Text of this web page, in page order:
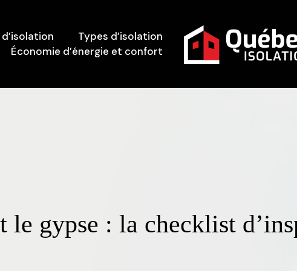
Types d’isolation
Économie d’énergie et confort
le gypse : la checklist